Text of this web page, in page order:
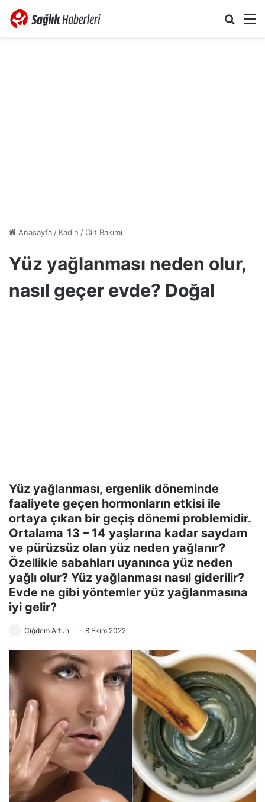
Anasayfa/ Kadın /Cilt Bakımı
Yüz yağlanması neden olur,
nasıl geçer evde? Doğal
Yüz yağlanması, ergenlik döneminde
faaliyete geçen hormonların etkisi ile
ortaya çıkan bir geçiş dönemi problemidir.
Ortalama 13 – 14 yaşlarına kadar saydam
ve pürüzsüz olan yüz neden yağlanır?
Özellikle sabahları uyanınca yüz neden
yağlı olur? Yüz yağlanması nasıl giderilir?
Evde ne gibi yöntemler yüz yağlanmasına
iyi gelir?
Çiğdem Artun 8 Ekim 2022